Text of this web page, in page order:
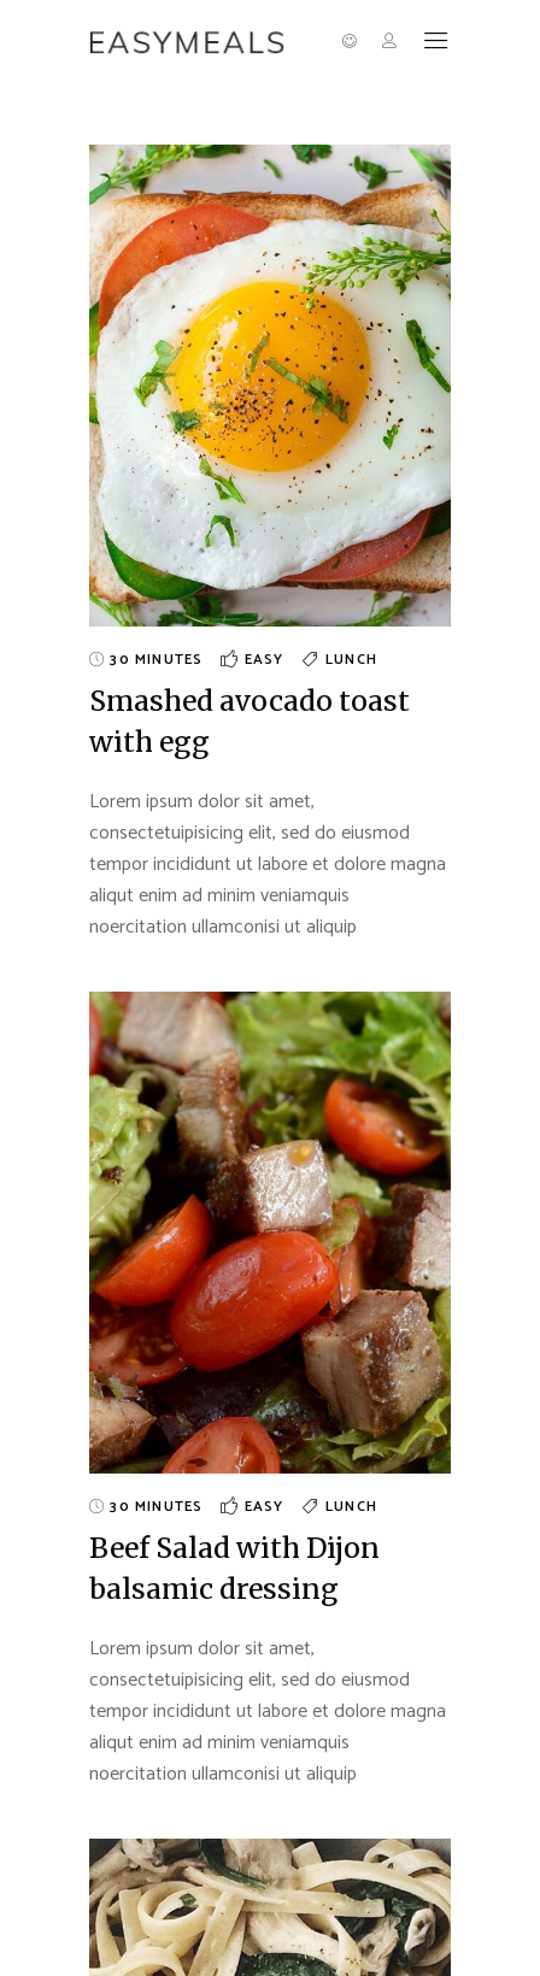
30 MINUTES EASY LUNCH
Smashed avocado toast
with egg
Lorem ipsum dolor sit amet,
consectetuipisicing elit, sed do eiusmod
tempor incididunt ut labore et dolore magna
aliqut enim ad minim veniamquis
noercitation ullamconisi ut aliquip
30 MINUTES EASY LUNCH
Beef Salad with Dijon
balsamic dressing
Lorem ipsum dolor sit amet,
consectetuipisicing elit, sed do eiusmod
tempor incididunt ut labore et dolore magna
aliqut enim ad minim veniamquis
noercitation ullamconisi ut aliquip